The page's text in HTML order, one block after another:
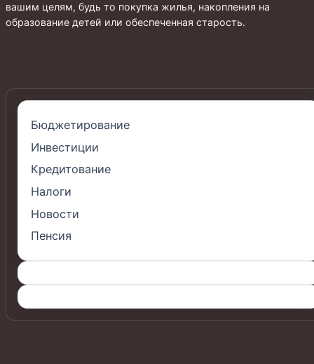
вашим целям, будь то покупка жилья, накопления на
образование детей или обеспеченная старость.
Бюджетирование
Инвестиции
Кредитование
Налоги
Новости
Пенсия